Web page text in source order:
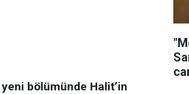
bölümünde Halit’in